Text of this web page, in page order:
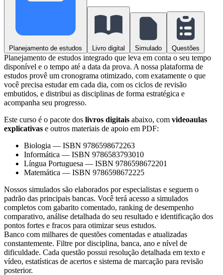
Planejamento de estudos Livro digital Simulado Questões
Planejamento de estudos integrado que leva em conta o seu tempo
disponível e o tempo até a data da prova. A nossa plataforma de
estudos provê um cronograma otimizado, com exatamente o que
você precisa estudar em cada dia, com os ciclos de revisão
embutidos, e distribui as disciplinas de forma estratégica e
acompanha seu progresso.
Este curso é o pacote dos livros digitais abaixo, com videoaulas
explicativas e outros materiais de apoio em PDF:
Biologia — ISBN 9786598672263
Informática — ISBN 9786583793010
Língua Portuguesa — ISBN 9786598672201
Matemática — ISBN 9786598672225
Nossos simulados são elaborados por especialistas e seguem o
padrão das principais bancas. Você terá acesso a simulados
completos com gabarito comentado, ranking de desempenho
comparativo, análise detalhada do seu resultado e identificação dos
pontos fortes e fracos para otimizar seus estudos.
Banco com milhares de questões comentadas e atualizadas
constantemente. Filtre por disciplina, banca, ano e nível de
dificuldade. Cada questão possui resolução detalhada em texto e
vídeo, estatísticas de acertos e sistema de marcação para revisão
posterior.